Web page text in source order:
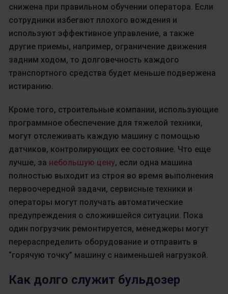
снижена при правильном обучении оператора. Если
сотрудники избегают плохого вождения и
используют эффективное управление, а также
другие приемы, например, ограничение движения
задним ходом, то долговечность каждого
транспортного средства будет меньше подвержена
истиранию.
Кроме того, строительные компании, использующие
программное обеспечение для тяжелой техники,
могут отслеживать каждую машину с помощью
датчиков, контролирующих ее состояние. Что еще
лучше, за небольшую цену, если одна машина
полностью выходит из строя во время выполнения
первоочередной задачи, сервисные техники и
операторы могут получать автоматические
предупреждения о сложившейся ситуации. Пока
один погрузчик ремонтируется, менеджеры могут
перераспределить оборудование и отправить в
“горячую точку” машину с наименьшей нагрузкой.
Как долго служит бульдозер